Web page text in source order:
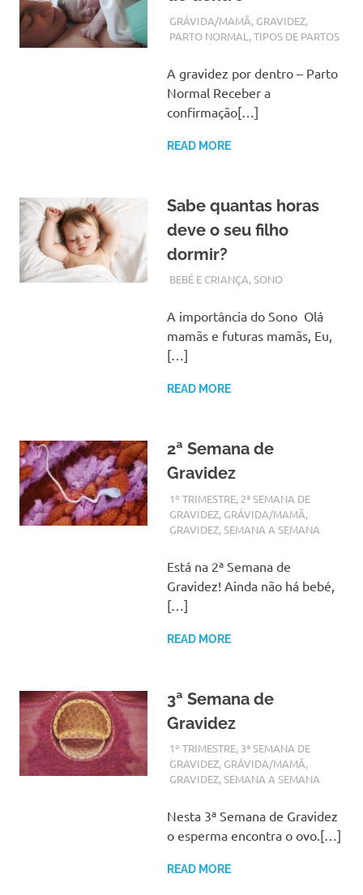
OUTUBRO 4, 2017
ADMIN
GRÁVIDA/MAMÃ, GRAVIDEZ,
PARTO NORMAL ,TIPOS DE PARTOS
A gravidez por dentro – Parto
Normal Receber a
confirmação[…]
READ MORE
Sabe quantas horas
deve o seu filho
dormir?
SETEMBRO 18, 2017
ADMIN
BEBÉ E CRIANÇA,SONO
A importância do Sono Olá
mamãs e futuras mamãs, Eu,
[…]
READ MORE
2ª Semana de
Gravidez
AGOSTO 29, 2017
ADMIN
1º TRIMESTRE, 2ª SEMANA DE
GRAVIDEZ, GRÁVIDA/MAMÃ,
GRAVIDEZ,SEMANA A SEMANA
Está na 2ª Semana de
Gravidez! Ainda não há bebé,
[…]
READ MORE
3ª Semana de
Gravidez
AGOSTO 29, 2017
ADMIN
1º TRIMESTRE, 3ª SEMANA DE
GRAVIDEZ, GRÁVIDA/MAMÃ,
GRAVIDEZ,SEMANA A SEMANA
Nesta 3ª Semana de Gravidez
o esperma encontra o ovo.[…]
READ MORE